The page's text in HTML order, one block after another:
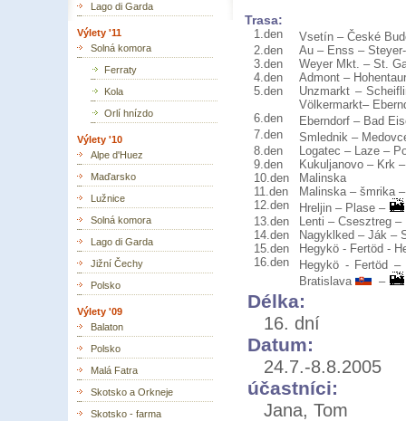
Lago di Garda
Výlety '11
Solná komora
Ferraty
Kola
Orlí hnízdo
Výlety '10
Alpe d'Huez
Maďarsko
Lužnice
Solná komora
Lago di Garda
Jižní Čechy
Polsko
Výlety '09
Balaton
Polsko
Malá Fatra
Skotsko a Orkneje
Skotsko - farma
Trasa:
1.den
Vsetín – České
2.den
Au – Enss –
3.den
Weyer Mkt. – St.
4.den
Admont –
5.den
Unzmarkt –
Völkermarkt–
6.den
Eberndorf – Bad
7.den
Smlednik –
8.den
Logatec – Laze –
9.den
Kukuljanovo – Krk
10.den
Malinska
11.den
Malinska – šmrika
12.den
Hreljin – Plase –
13.den
Lenti – Csesztreg
14.den
Nagyklked – Ják –
15.den
Hegykö - Fertöd -
16.den
Hegykö - Fertöd
Bratislava
–
Délka:
16. dní
Datum:
24.7.-8.8.2005
účastníci:
Jana, Tom